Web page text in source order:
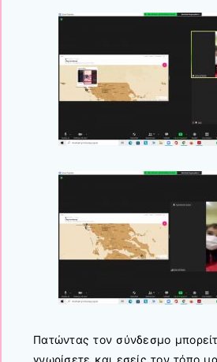
Πατώντας τον σύνδεσμο